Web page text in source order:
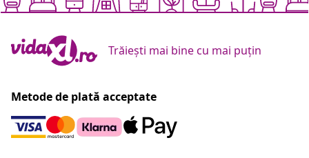
Trăiești mai bine cu mai puțin
Metode de plată acceptate